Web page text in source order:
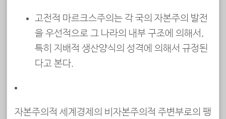
고전적 마르크스주의는 각 국의 자본주의 발전
을 우선적으로 그 나라의 내부 구조에 의해서,
특히 지배적 생산양식의 성격에 의해서 규정된
다고 본다.
자본주의적 세계경제의 비자본주의적 주변부로의 팽